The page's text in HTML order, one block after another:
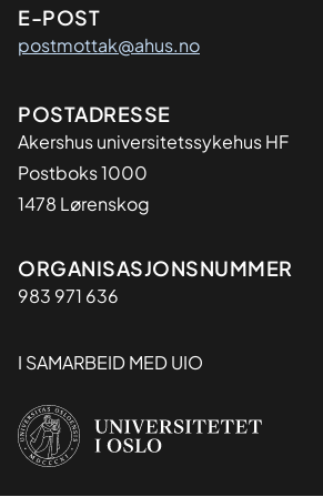
E-POST
postmottak@ahus.no
Adresse
POSTADRESSE
Akershus universitetssykehus HF
Postboks 1000
1478 Lørenskog
Organisasjon
ORGANISASJONSNUMMER
983 971 636
I SAMARBEID MED UIO